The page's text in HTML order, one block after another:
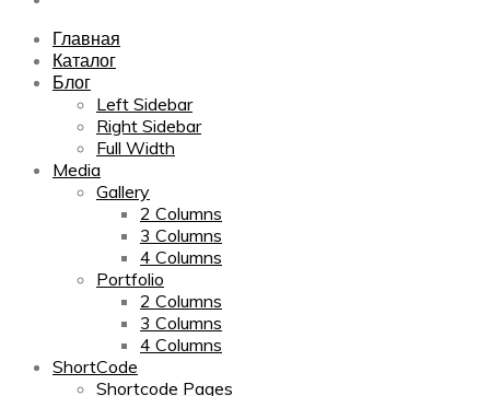
Главная
Каталог
Блог
Left Sidebar
Right Sidebar
Full Width
Media
Gallery
2 Columns
3 Columns
4 Columns
Portfolio
2 Columns
3 Columns
4 Columns
ShortCode
Shortcode Pages